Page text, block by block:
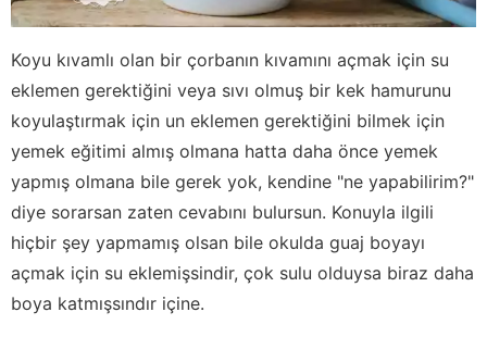
Koyu kıvamlı olan bir çorbanın kıvamını açmak için su
eklemen gerektiğini veya sıvı olmuş bir kek hamurunu
koyulaştırmak için un eklemen gerektiğini bilmek için
yemek eğitimi almış olmana hatta daha önce yemek
yapmış olmana bile gerek yok, kendine "ne yapabilirim?"
diye sorarsan zaten cevabını bulursun. Konuyla ilgili
hiçbir şey yapmamış olsan bile okulda guaj boyayı
açmak için su eklemişsindir, çok sulu olduysa biraz daha
boya katmışsındır içine.